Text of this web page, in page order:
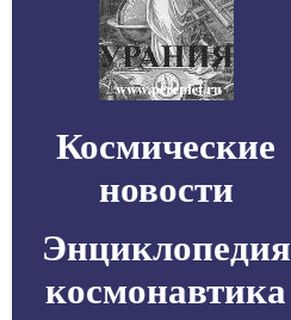
Космические
новости
Энциклопедия
космонавтика